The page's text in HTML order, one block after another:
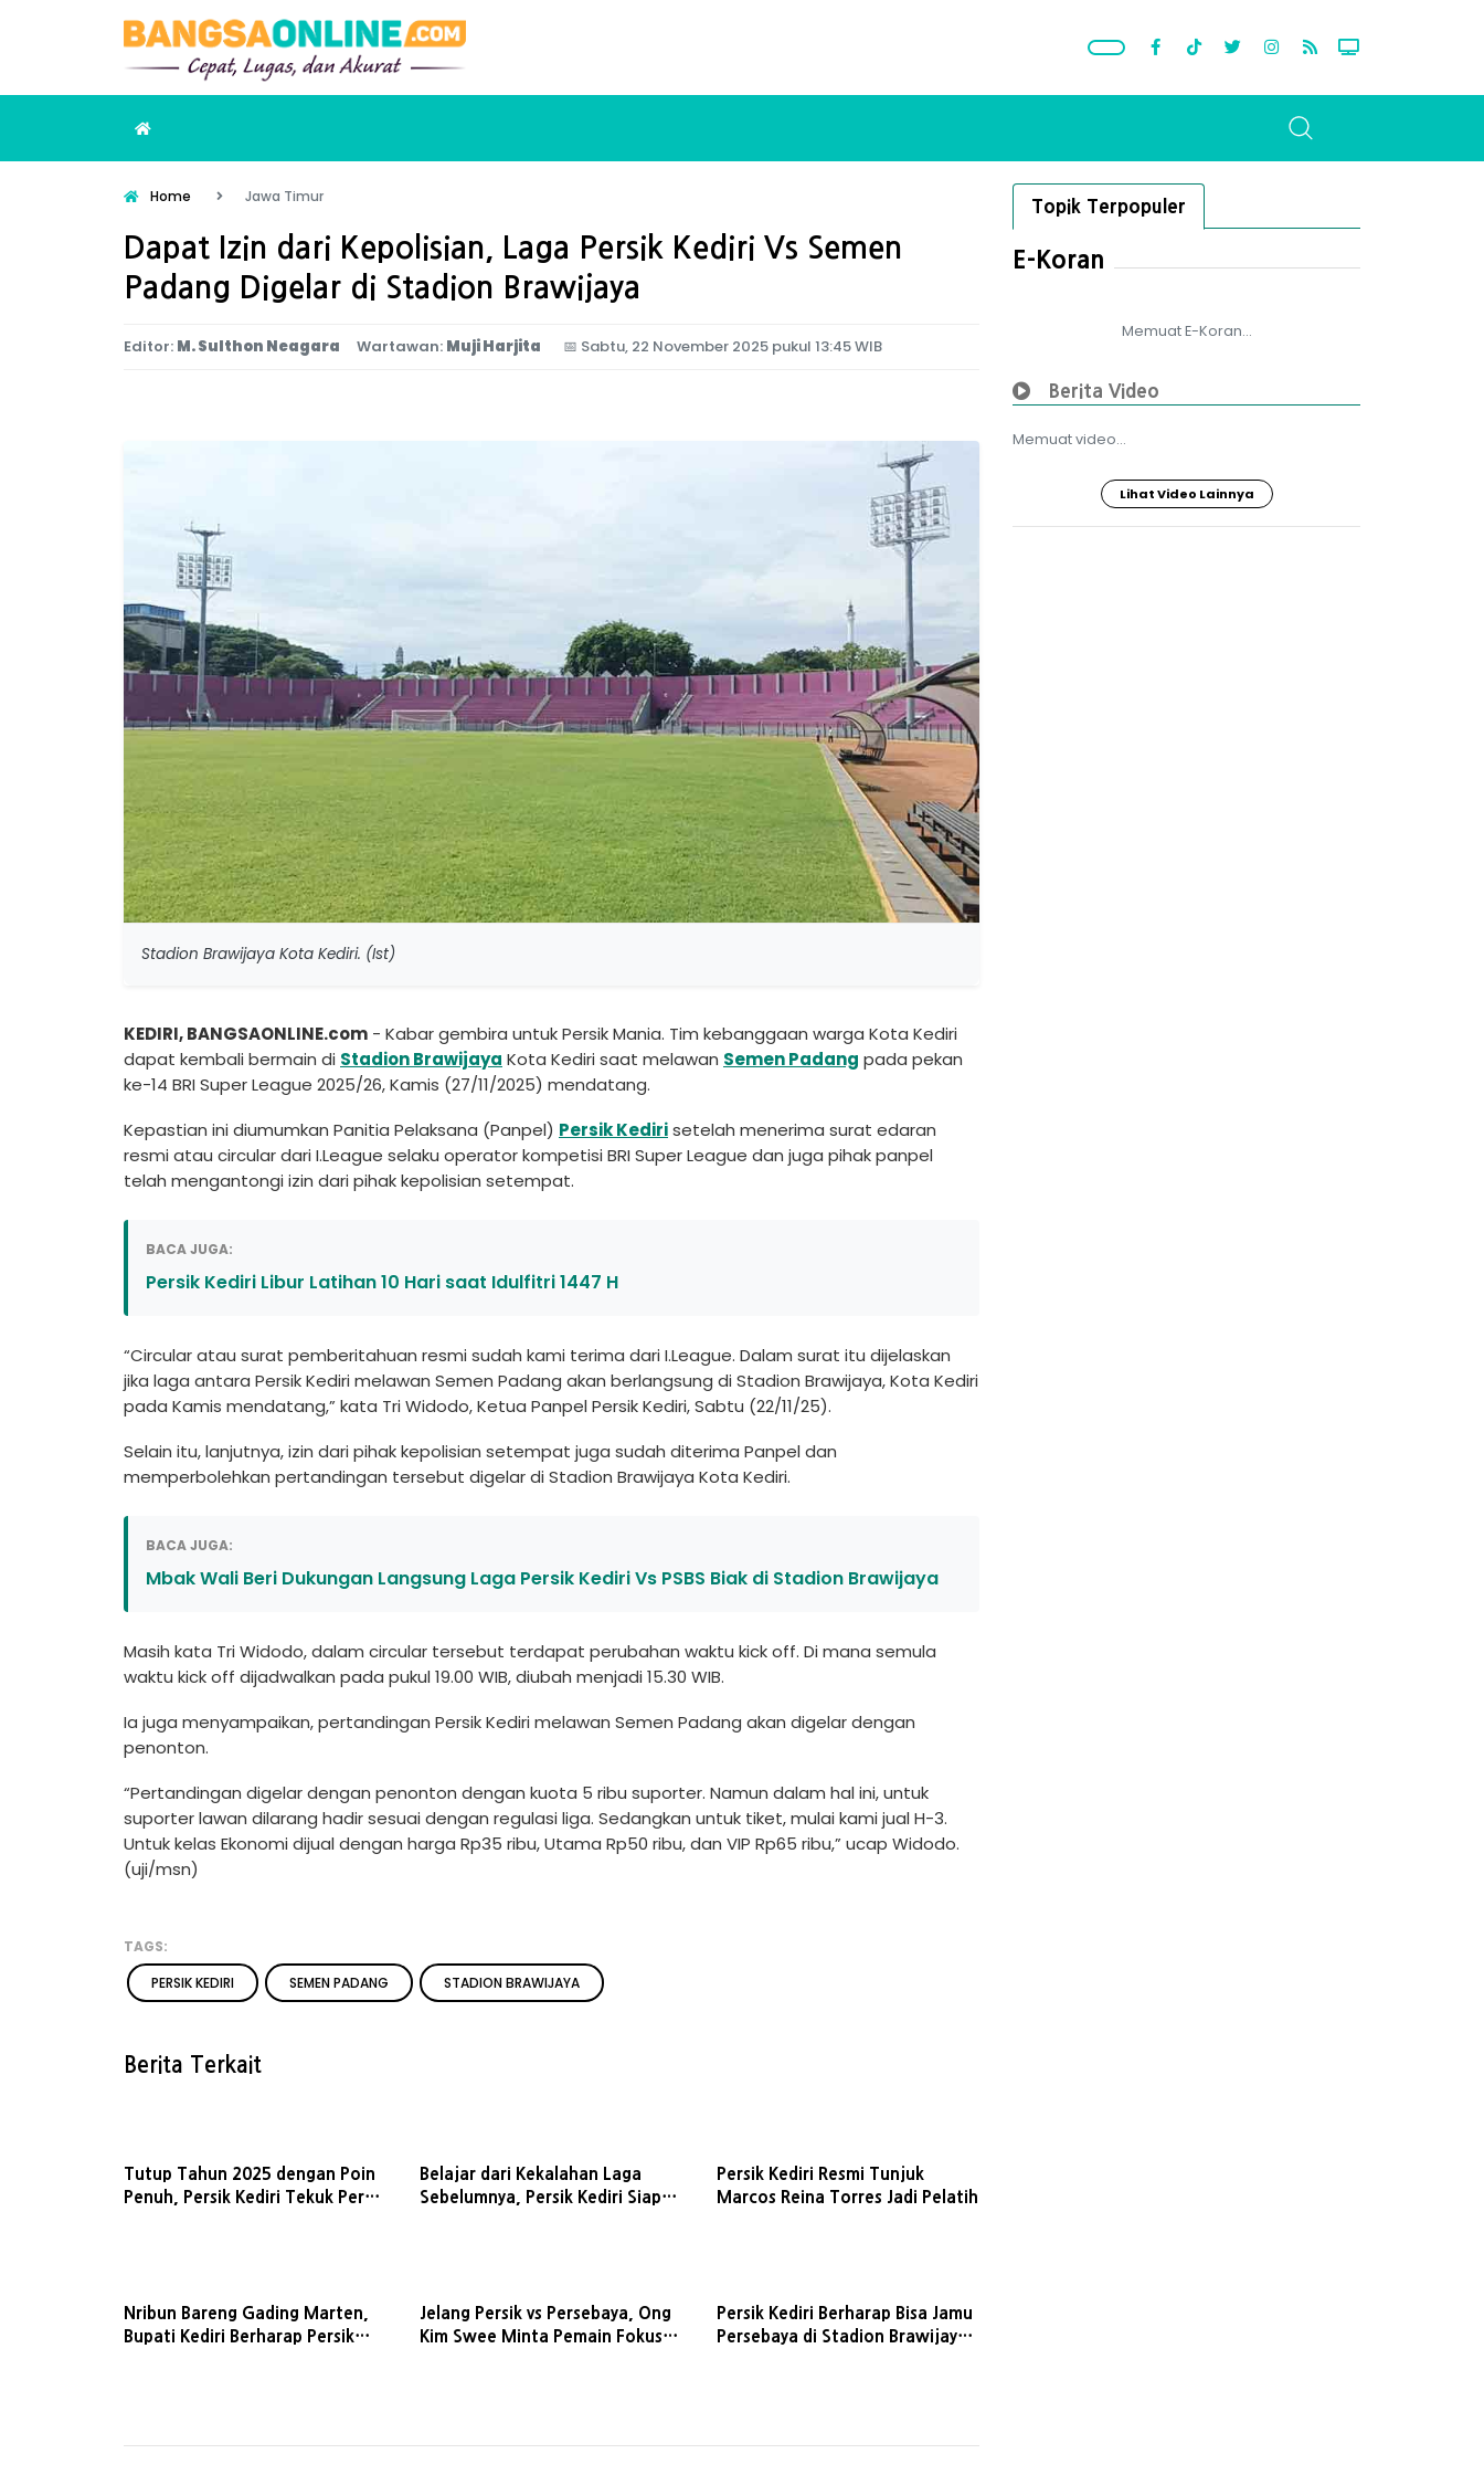
Home Jawa Timur
Dapat Izin dari Kepolisian, Laga Persik Kediri Vs Semen
Padang Digelar di Stadion Brawijaya
Editor: M. Sulthon Neagara Wartawan: Muji Harjita 📅 Sabtu, 22 November 2025 pukul 13:45 WIB
Stadion Brawijaya Kota Kediri. (Ist)
KEDIRI, BANGSAONLINE.com - Kabar gembira untuk Persik Mania. Tim kebanggaan warga Kota Kediri
dapat kembali bermain di Stadion Brawijaya Kota Kediri saat melawan Semen Padang pada pekan
ke-14 BRI Super League 2025/26, Kamis (27/11/2025) mendatang.
Kepastian ini diumumkan Panitia Pelaksana (Panpel) Persik Kedirisetelah menerima surat edaran
resmi atau circular dari I.League selaku operator kompetisi BRI Super League dan juga pihak panpel
telah mengantongi izin dari pihak kepolisian setempat.
BACA JUGA:
Persik Kediri Libur Latihan 10 Hari saat Idulfitri 1447 H
“Circular atau surat pemberitahuan resmi sudah kami terima dari I.League. Dalam surat itu dijelaskan
jika laga antara Persik Kediri melawan Semen Padang akan berlangsung di Stadion Brawijaya, Kota Kediri
pada Kamis mendatang,” kata Tri Widodo, Ketua Panpel Persik Kediri, Sabtu (22/11/25).
Selain itu, lanjutnya, izin dari pihak kepolisian setempat juga sudah diterima Panpel dan
memperbolehkan pertandingan tersebut digelar di Stadion Brawijaya Kota Kediri.
BACA JUGA:
Mbak Wali Beri Dukungan Langsung Laga Persik Kediri Vs PSBS Biak di Stadion Brawijaya
Masih kata Tri Widodo, dalam circular tersebut terdapat perubahan waktu kick off. Di mana semula
waktu kick off dijadwalkan pada pukul 19.00 WIB, diubah menjadi 15.30 WIB.
Ia juga menyampaikan, pertandingan Persik Kediri melawan Semen Padang akan digelar dengan
penonton.
“Pertandingan digelar dengan penonton dengan kuota 5 ribu suporter. Namun dalam hal ini, untuk
suporter lawan dilarang hadir sesuai dengan regulasi liga. Sedangkan untuk tiket, mulai kami jual H-3.
Untuk kelas Ekonomi dijual dengan harga Rp35 ribu, Utama Rp50 ribu, dan VIP Rp65 ribu,” ucap Widodo.
(uji/msn)
TAGS:
PERSIK KEDIRI
SEMEN PADANG STADION BRAWIJAYA
Berita Terkait
Tutup Tahun 2025 dengan Poin
Penuh, Persik Kediri Tekuk Persis
Belajar dari Kekalahan Laga
Sebelumnya, Persik Kediri Siap
Persik Kediri Resmi Tunjuk
Marcos Reina Torres Jadi Pelatih
Nribun Bareng Gading Marten,
Bupati Kediri Berharap Persik
Jelang Persik vs Persebaya, Ong
Kim Swee Minta Pemain Fokus
Persik Kediri Berharap Bisa Jamu
Persebaya di Stadion Brawijaya
Topik Terpopuler
E-Koran
Memuat E-Koran...
Berita Video
Memuat video...
Lihat Video Lainnya